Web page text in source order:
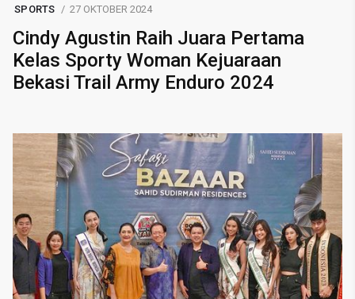
SPORTS 27 OKTOBER 2024
Cindy Agustin Raih Juara Pertama
Kelas Sporty Woman Kejuaraan
Bekasi Trail Army Enduro 2024